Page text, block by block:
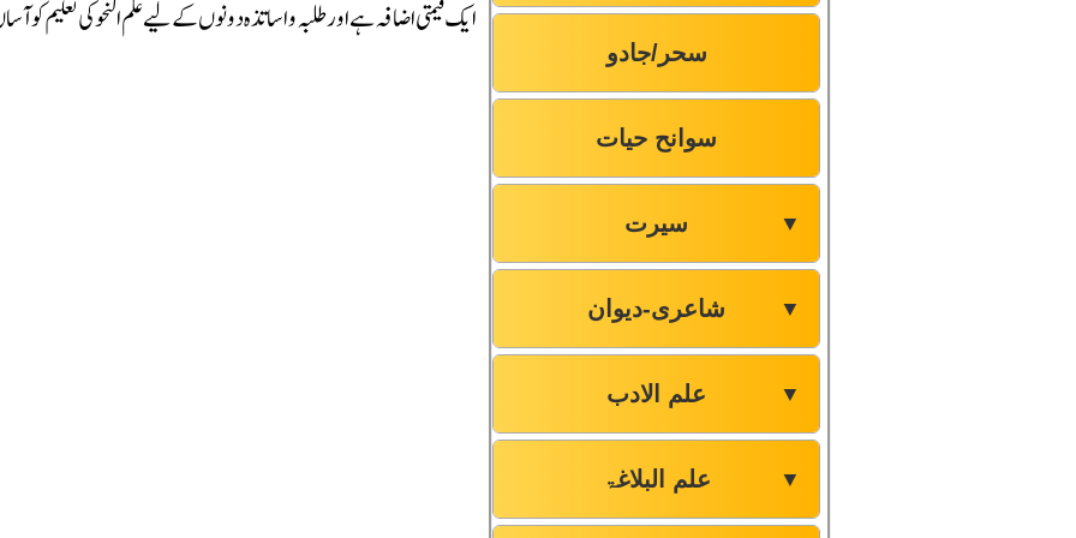
ایک قیمتی اضافہ ہے اور طلبہ و اساتذہ دونوں کے لیے علم النحو کی تعلیم کو
سحر/جادو
سوانح حیات
سیرت ▼
شاعری-دیوان ▼
علم الادب ▼
علم البلاغۃ ▼